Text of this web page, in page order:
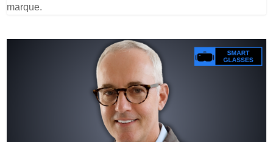
marque.